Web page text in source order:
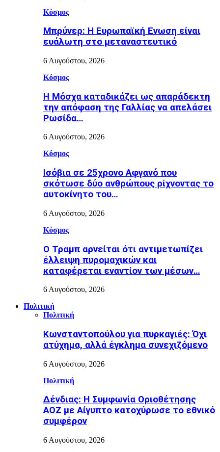
Κόσμος
Μπρύνερ: Η Ευρωπαϊκή Ενωση είναι
ευάλωτη στο μεταναστευτικό
6 Αυγούστου, 2026
Κόσμος
Η Μόσχα καταδικάζει ως απαράδεκτη
την απόφαση της Γαλλίας να απελάσει
Ρωσίδα…
6 Αυγούστου, 2026
Κόσμος
Ισόβια σε 25χρονο Αφγανό που
σκότωσε δύο ανθρώπους ρίχνοντας το
αυτοκίνητο του…
6 Αυγούστου, 2026
Κόσμος
Ο Τραμπ αρνείται ότι αντιμετωπίζει
έλλειψη πυρομαχικών και
καταφέρεται εναντίον των μέσων…
6 Αυγούστου, 2026
Πολιτική
Πολιτική
Κωνσταντοπούλου για πυρκαγιές: Όχι
ατύχημα, αλλά έγκλημα συνεχιζόμενο
6 Αυγούστου, 2026
Πολιτική
Δένδιας: Η Συμφωνία Οριοθέτησης
ΑΟΖ με Αίγυπτο κατοχύρωσε το εθνικό
συμφέρον
6 Αυγούστου, 2026